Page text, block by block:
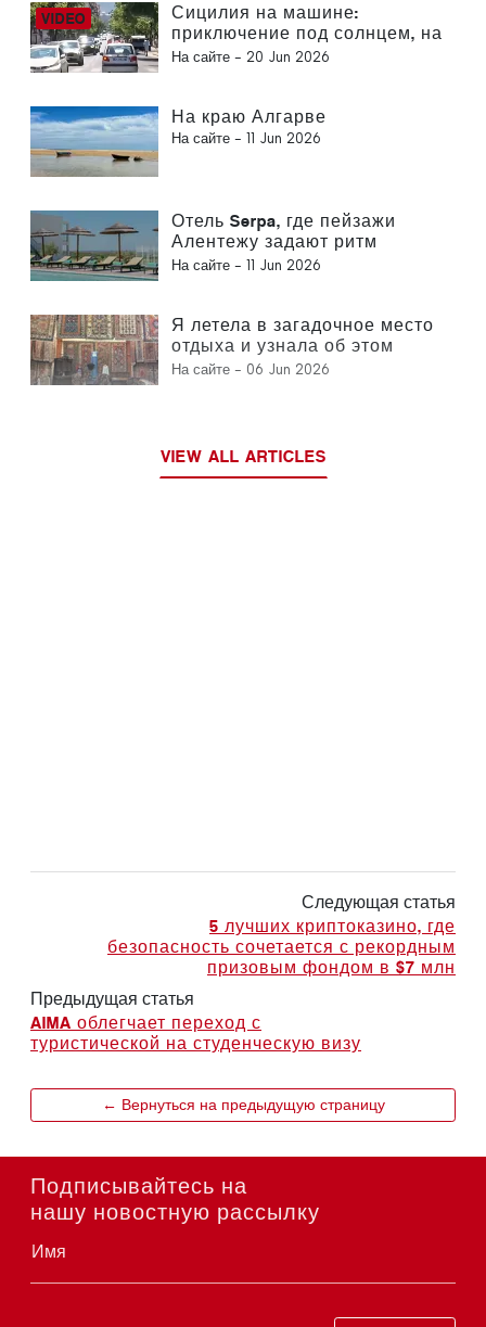
Сицилия на машине:
приключение под солнцем, на
скорости и с легким трепетом
На сайте - 20 Jun 2026
На краю Алгарве
На сайте - 11 Jun 2026
Отель Serpa, где пейзажи
Алентежу задают ритм
времени
На сайте - 11 Jun 2026
Я летела в загадочное место
отдыха и узнала об этом
только после приземления.
На сайте - 06 Jun 2026
VIEW ALL ARTICLES
Следующая статья
5 лучших криптоказино, где
безопасность сочетается с рекордным
призовым фондом в $7 млн
Предыдущая статья
AIMA облегчает переход с
туристической на студенческую визу
← Вернуться на предыдущую страницу
Подписывайтесь на
нашу новостную рассылку
Имя